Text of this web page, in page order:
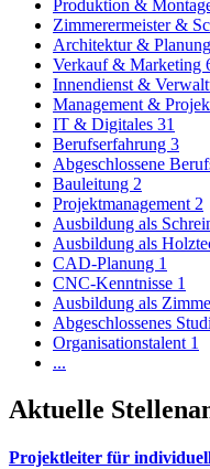
Produktion &
Zimmerermeister &
Architektur & Planung
Verkauf & Marketing
Innendienst &
Management &
IT & Digitales 31
Berufserfahrung 3
Abgeschlossene
Bauleitung 2
Projektmanagement 2
Ausbildung als
Ausbildung als
CAD-Planung 1
CNC-Kenntnisse 1
Ausbildung als
Abgeschlossenes
Organisationstalent 1
...
Aktuelle
Projektleiter für